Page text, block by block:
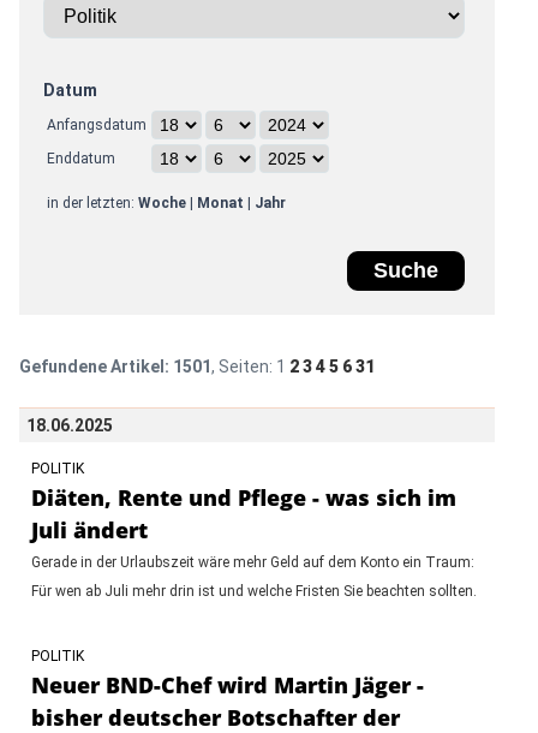
Datum
Anfangsdatum
Enddatum
in der letzten: Woche| Monat Jahr
Gefundene Artikel: 1501, Seiten: 1 2 3 4 5 6 31
18.06.2025
POLITIK
Diäten, Rente und Pflege - was sich im
Juli ändert
Gerade in der Urlaubszeit wäre mehr Geld auf dem Konto ein Traum:
Für wen ab Juli mehr drin ist und welche Fristen Sie beachten sollten.
POLITIK
Neuer BND-Chef wird Martin Jäger -
bisher deutscher Botschafter der